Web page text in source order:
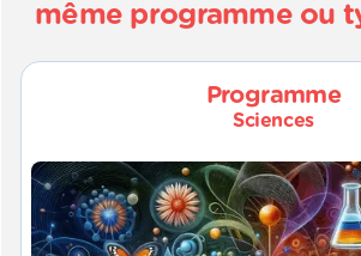
même programme ou
Programme
Sciences